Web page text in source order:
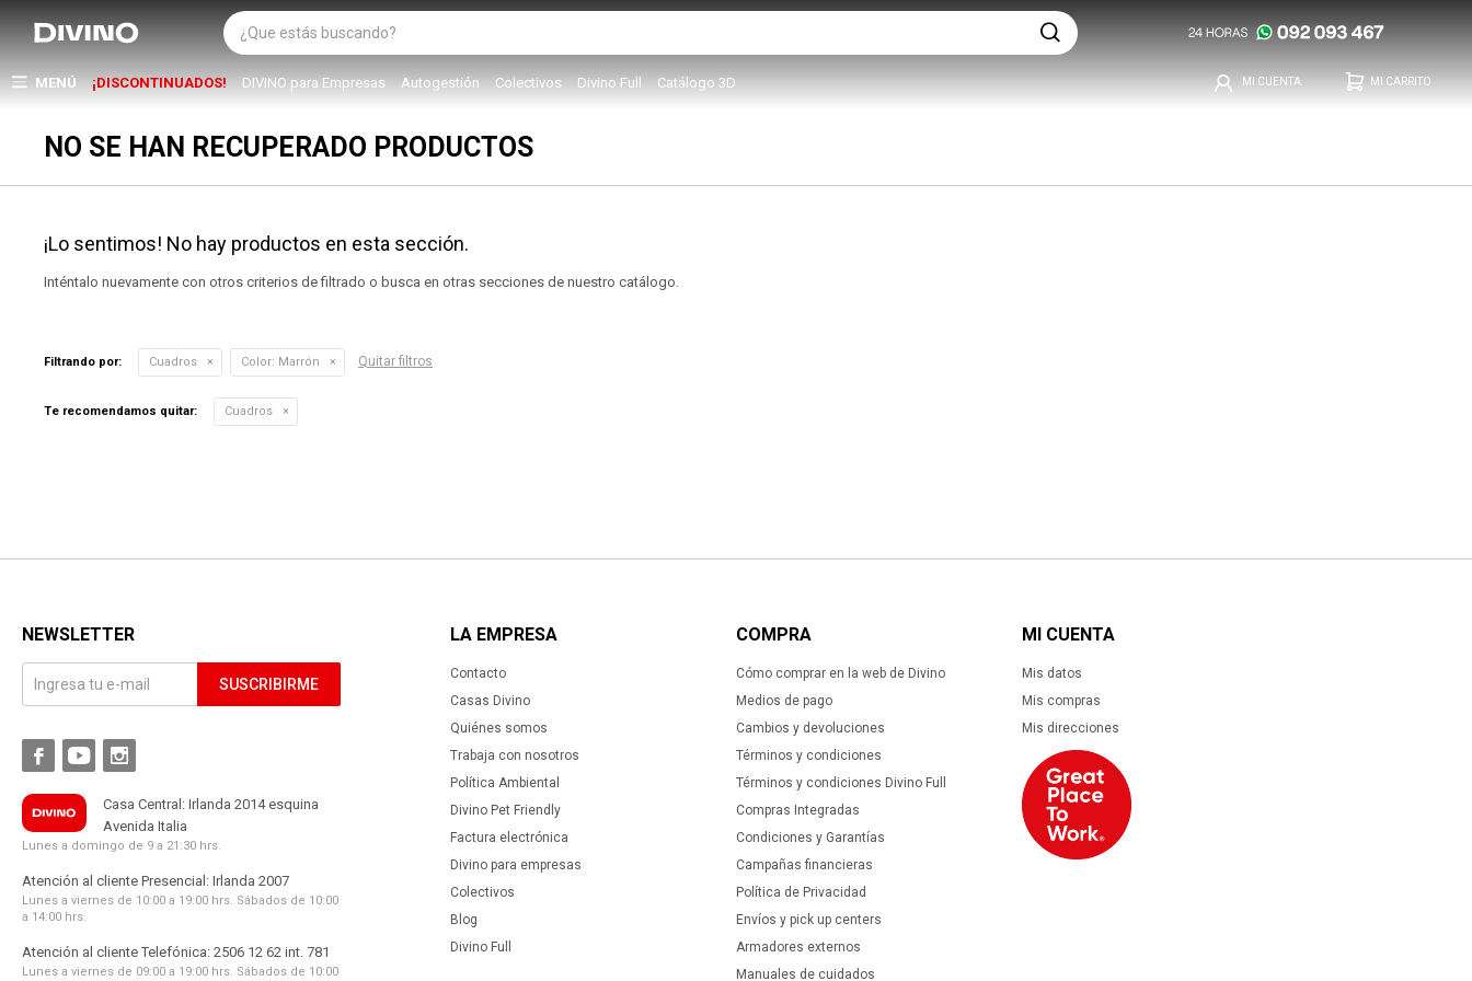
MENÚ ¡DISCONTINUADOS! DIVINO para Empresas Autogestión Colectivos Divino Full Catálogo 3D
NO SE HAN RECUPERADO PRODUCTOS
¡Lo sentimos! No hay productos en esta sección.
Inténtalo nuevamente con otros criterios de filtrado o busca en otras secciones de nuestro catálogo.
Filtrando por: Cuadros Color: Marrón Quitar filtros
Te recomendamos quitar: Cuadros
LA EMPRESA
Contacto
Casas Divino
Quiénes somos
Trabaja con nosotros
Política Ambiental
Divino Pet Friendly
Factura electrónica
Divino para empresas
Colectivos
Blog
Divino Full
COMPRA
Cómo comprar en la web de Divino
Medios de pago
Cambios y devoluciones
Términos y condiciones
Términos y condiciones Divino Full
Compras Integradas
Condiciones y Garantías
Campañas financieras
Política de Privacidad
Envíos y pick up centers
Armadores externos
Manuales de cuidados
MI CUENTA
Mis datos
Mis compras
Mis direcciones
NEWSLETTER
SUSCRIBIRME
  
Casa Central: Irlanda 2014 esquina
Avenida Italia
Lunes a domingo de 9 a 21:30 hrs.
Atención al cliente Presencial: Irlanda 2007
Lunes a viernes de 10:00 a 19:00 hrs. Sábados de 10:00
a 14:00 hrs.
Atención al cliente Telefónica: 2506 12 62 int. 781
Lunes a viernes de 09:00 a 19:00 hrs. Sábados de 10:00